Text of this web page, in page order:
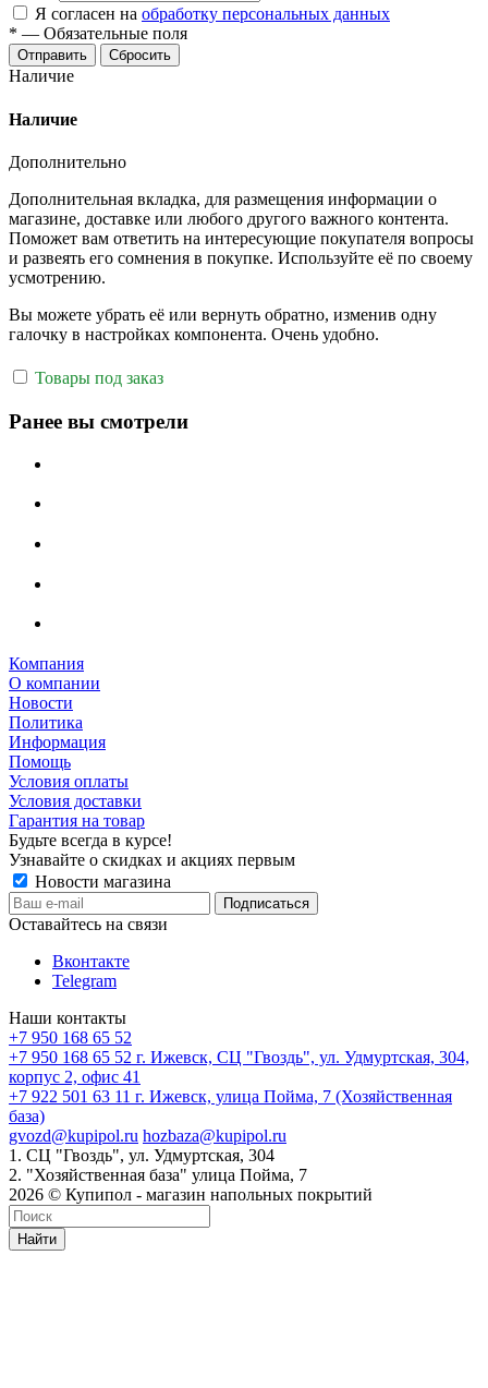
Я согласен на обработку персональных данных
* — Обязательные поля
Отправить Сбросить
Наличие
Наличие
Дополнительно
Дополнительная вкладка, для размещения информации о
магазине, доставке или любого другого важного контента.
Поможет вам ответить на интересующие покупателя вопросы
и развеять его сомнения в покупке. Используйте её по своему
усмотрению.
Вы можете убрать её или вернуть обратно, изменив одну
галочку в настройках компонента. Очень удобно.
Товары под заказ
Ранее вы смотрели
Компания
О компании
Новости
Политика
Информация
Помощь
Условия оплаты
Условия доставки
Гарантия на товар
Будьте всегда в курсе!
Узнавайте о скидках и акциях первым
Новости магазина
Оставайтесь на связи
Вконтакте
Telegram
Наши контакты
+7 950 168 65 52
+7 950 168 65 52 г. Ижевск, СЦ "Гвоздь", ул. Удмуртская, 304,
корпус 2, офис 41
+7 922 501 63 11 г. Ижевск, улица Пойма, 7 (Хозяйственная
база)
gvozd@kupipol.ru hozbaza@kupipol.ru
1. СЦ "Гвоздь", ул. Удмуртская, 304
2. "Хозяйственная база" улица Пойма, 7
2026 © Купипол - магазин напольных покрытий
Найти